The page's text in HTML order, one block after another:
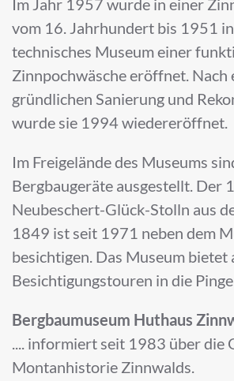
Im Jahr 1957 wurde in einer
vom 16. Jahrhundert bis 1951
technisches Museum einer
Zinnpochwäsche eröffnet. Nach
gründlichen Sanierung und
wurde sie 1994 wiedereröffnet.
Im Freigelände des Museums
Bergbaugeräte ausgestellt. Der
Neubeschert-Glück-Stolln aus
1849 ist seit 1971 neben dem
besichtigen. Das Museum bietet
Besichtigungstouren in die
Bergbaumuseum Huthaus
.... informiert seit 1983 über die
Montanhistorie Zinnwalds.